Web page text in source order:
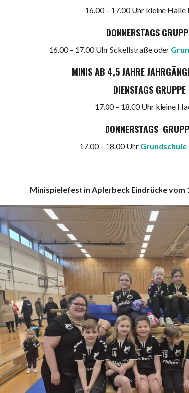
16.00 – 17.00 Uhr kleine Halle
DONNERSTAGS
16.00 – 17.00 Uhr Sckellstraße oder
MINIS AB 4,5 JAHRE
DIENSTAGS GRUPPE
17.00 – 18.00 Uhr kleine
DONNERSTAGS
17.00 – 18.00 Uhr
Minispielefest in Aplerbeck Eindrücke vom